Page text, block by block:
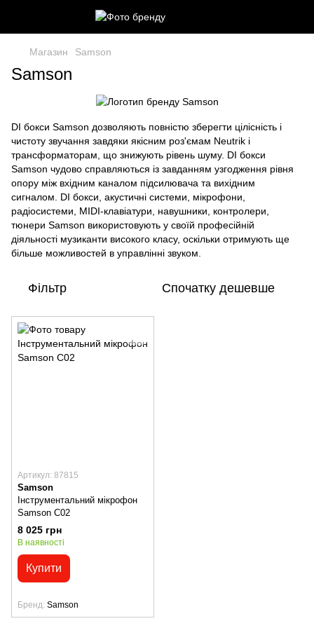
Магазин Samson
Samson
DI бокси Samson дозволяють повністю зберегти цілісність і
чистоту звучання завдяки якісним роз'ємам Neutrik і
трансформаторам, що знижують рівень шуму. DI бокси
Samson чудово справляються із завданням узгодження рівня
опору між вхідним каналом підсилювача та вихідним
сигналом. DI бокси, акустичні системи, мікрофони,
радіосистеми, MIDI-клавіатури, навушники, контролери,
тюнери Samson використовують у своїй професійній
діяльності музиканти високого класу, оскільки отримують ще
більше можливостей в управлінні звуком.
Фільтр Спочатку дешевше
Артикул: 87815
Samson
Інструментальний мікрофон
Samson C02
8 025 грн
В наявності
Купити
Бренд Samson